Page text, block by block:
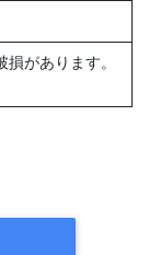
があります。